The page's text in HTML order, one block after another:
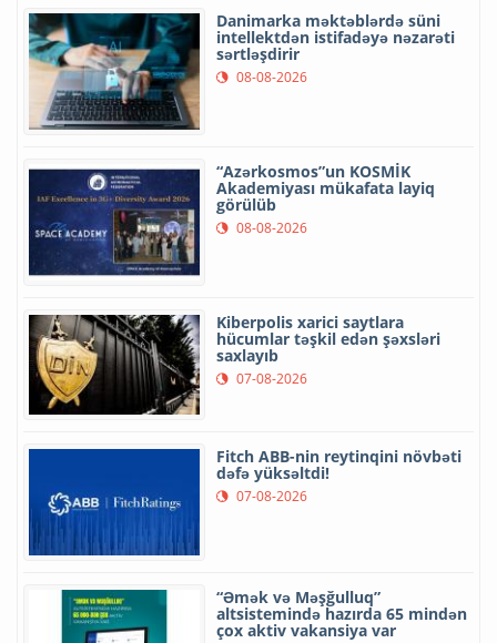
Danimarka məktəblərdə süni
intellektdən istifadəyə nəzarəti
sərtləşdirir
08-08-2026
“Azərkosmos”un KOSMİK
Akademiyası mükafata layiq
görülüb
08-08-2026
Kiberpolis xarici saytlara
hücumlar təşkil edən şəxsləri
saxlayıb
07-08-2026
Fitch ABB-nin reytinqini növbəti
dəfə yüksəltdi!
07-08-2026
“Əmək və Məşğulluq”
altsistemində hazırda 65 mindən
çox aktiv vakansiya var